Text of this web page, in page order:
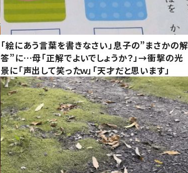
「絵にあう言葉を書きなさい」息子の”まさかの解
答”に…母「正解でよいでしょうか？」→衝撃の光
景に「声出して笑ったｗ」「天才だと思います」